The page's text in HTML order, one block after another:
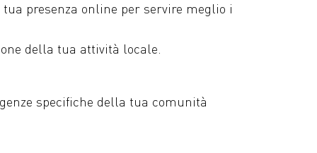
presenza online per servire meglio i
della tua attività locale.
specifiche della tua comunità